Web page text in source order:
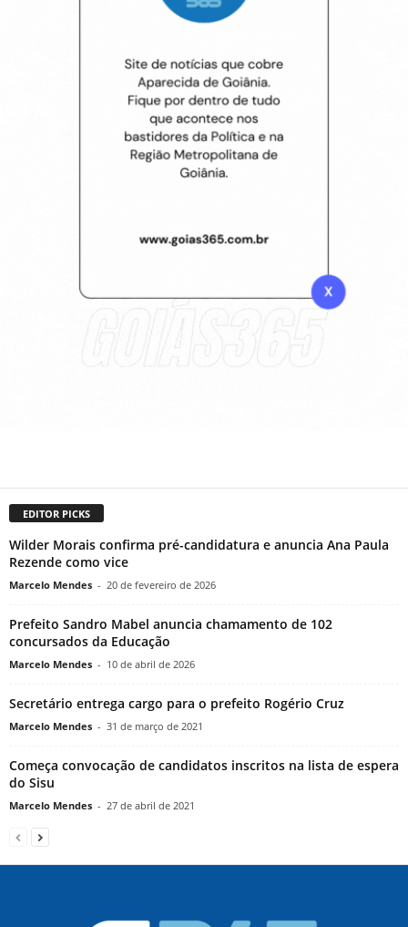
EDITOR PICKS
Wilder Morais confirma pré-candidatura e anuncia Ana Paula
Rezende como vice
Marcelo Mendes - 20 de fevereiro de 2026
Prefeito Sandro Mabel anuncia chamamento de 102
concursados da Educação
Marcelo Mendes - 10 de abril de 2026
Secretário entrega cargo para o prefeito Rogério Cruz
Marcelo Mendes - 31 de março de 2021
Começa convocação de candidatos inscritos na lista de espera
do Sisu
Marcelo Mendes - 27 de abril de 2021